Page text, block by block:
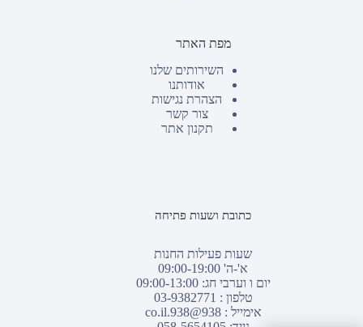
מפת האתר
השירותים שלנו
אודותנו
הצהרת נגישות
צור קשר
תקנון אתר
כתובת ושעות פתיחה
שעות פעילות החנות
א'-ה' 09:00-19:00
יום ו וערבי חג: 09:00-13:00
טלפון : 03-9382771
אימייל :938@938.co.il